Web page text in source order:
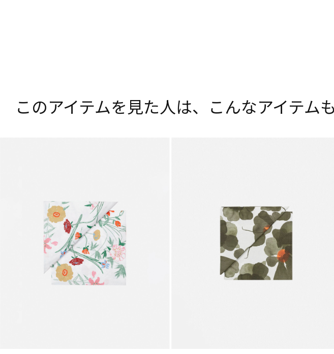
このアイテムを見た人は、 こんなアイテム